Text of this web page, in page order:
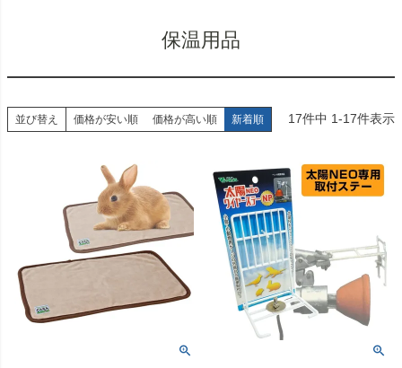
保温用品
並び替え 価格が安い順 価格が高い順 新着順 17件中 1-17件表示